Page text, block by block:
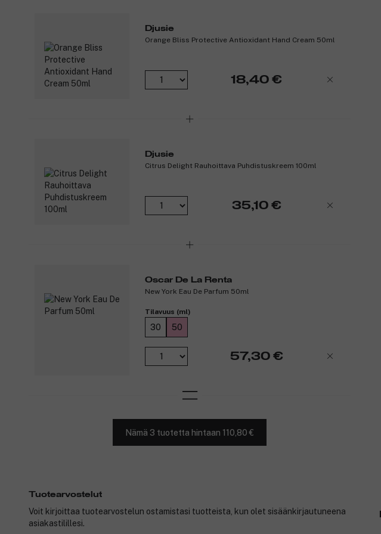
Djusie
Orange Bliss Protective Antioxidant Hand Cream 50ml
18,40 €
Djusie
Citrus Delight Rauhoittava Puhdistuskreem 100ml
35,10 €
Oscar De La Renta
New York Eau De Parfum 50ml
Tilavuus (ml)
30 50
57,30 €
Nämä 3 tuotetta hintaan 110,80 €
Tuotearvostelut
Voit kirjoittaa tuotearvostelun ostamistasi tuotteista, kun olet sisäänkirjautuneena
asiakastilillesi.